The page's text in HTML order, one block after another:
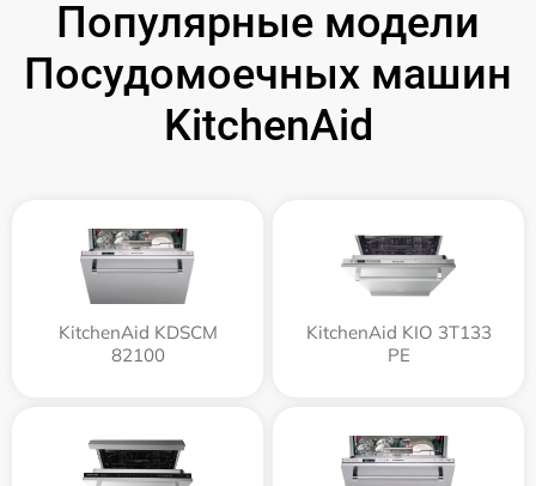
Популярные модели
Посудомоечных машин
KitchenAid
KitchenAid KDSCM
82100
KitchenAid KIO 3T133
PE